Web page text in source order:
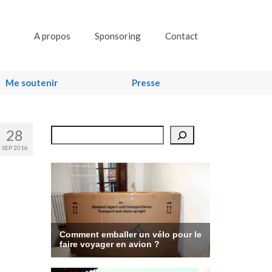
A propos Sponsoring Contact
Me soutenir Presse
28
SEP 2016